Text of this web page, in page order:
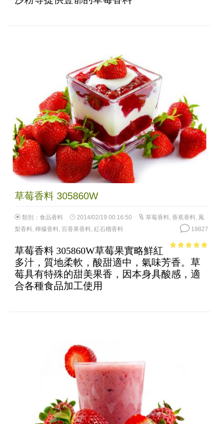
草莓香料 305860W
類別： 食品香料 2014/02/19 00:16:50 草莓香料 香蕉香料 鳳
梨香料 檸檬香料 百香果香料 紅石榴香料 19827
5
草莓香料 305860W草莓果實略鮮紅
多汁，質地柔軟，酸甜適中，氣味芳香。草
莓具有特殊的甜美果香，因本身具酸感，適
合各種食品加工使用